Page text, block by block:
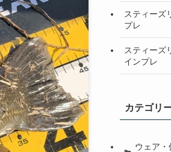
スティーズ
プレ
スティーズ
インプレ
カテゴリ
ウェア・